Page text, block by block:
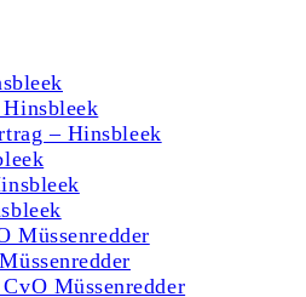
– Hinsbleek
Müssenredder
Müssenredder